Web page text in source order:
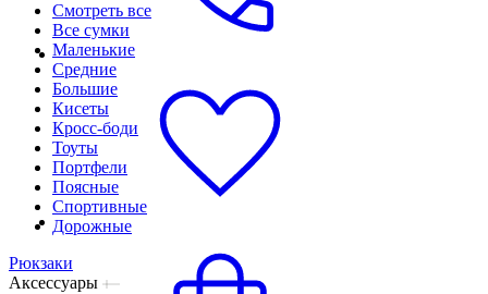
Смотреть все
Все сумки
Маленькие
Средние
Большие
Кисеты
Кросс-боди
Тоуты
Портфели
Поясные
Спортивные
Дорожные
Рюкзаки
Аксессуары